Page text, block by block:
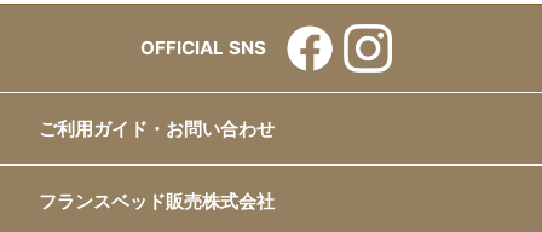
OFFICIAL SNS
ご利用ガイド・お問い合わせ
フランスベッド販売株式会社